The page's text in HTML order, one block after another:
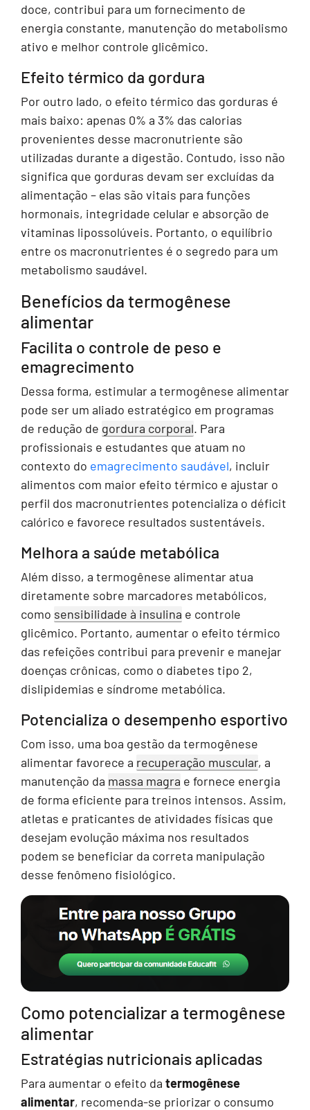
doce, contribui para um fornecimento de
energia constante, manutenção do metabolismo
ativo e melhor controle glicêmico.
Efeito térmico da gordura
Por outro lado, o efeito térmico das gorduras é
mais baixo: apenas 0% a 3% das calorias
provenientes desse macronutriente são
utilizadas durante a digestão. Contudo, isso não
significa que gorduras devam ser excluídas da
alimentação – elas são vitais para funções
hormonais, integridade celular e absorção de
vitaminas lipossolúveis. Portanto, o equilíbrio
entre os macronutrientes é o segredo para um
metabolismo saudável.
Benefícios da termogênese
alimentar
Facilita o controle de peso e
emagrecimento
Dessa forma, estimular a termogênese alimentar
pode ser um aliado estratégico em programas
de redução de gordura corporal. Para
profissionais e estudantes que atuam no
contexto do emagrecimento saudável, incluir
alimentos com maior efeito térmico e ajustar o
perfil dos macronutrientes potencializa o déficit
calórico e favorece resultados sustentáveis.
Melhora a saúde metabólica
Além disso, a termogênese alimentar atua
diretamente sobre marcadores metabólicos,
como sensibilidade à insulina e controle
glicêmico. Portanto, aumentar o efeito térmico
das refeições contribui para prevenir e manejar
doenças crônicas, como o diabetes tipo 2,
dislipidemias e síndrome metabólica.
Potencializa o desempenho esportivo
Com isso, uma boa gestão da termogênese
alimentar favorece a recuperação muscular, a
manutenção da massa magra e fornece energia
de forma eficiente para treinos intensos. Assim,
atletas e praticantes de atividades físicas que
desejam evolução máxima nos resultados
podem se beneficiar da correta manipulação
desse fenômeno fisiológico.
Como potencializar a termogênese
alimentar
Estratégias nutricionais aplicadas
Para aumentar o efeito da termogênese
alimentar, recomenda-se priorizar o consumo